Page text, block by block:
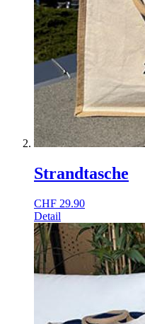
Strandtasche
CHF 29.90
Detail